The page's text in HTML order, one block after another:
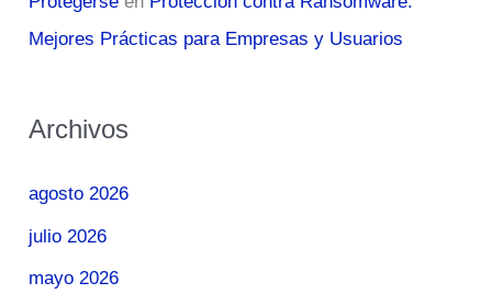
Mejores Prácticas para Empresas y Usuarios
Archivos
agosto 2026
julio 2026
mayo 2026